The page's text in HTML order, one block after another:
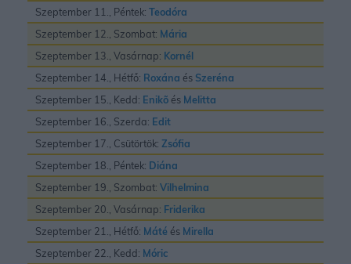
Szeptember 11., Péntek: Teodóra
Szeptember 12., Szombat: Mária
Szeptember 13., Vasárnap: Kornél
Szeptember 14., Hétfő: Roxána és Szeréna
Szeptember 15., Kedd: Enikõ és Melitta
Szeptember 16., Szerda: Edit
Szeptember 17., Csütörtök: Zsófia
Szeptember 18., Péntek: Diána
Szeptember 19., Szombat: Vilhelmina
Szeptember 20., Vasárnap: Friderika
Szeptember 21., Hétfő: Máté és Mirella
Szeptember 22., Kedd: Móric